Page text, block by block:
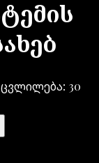
: 30